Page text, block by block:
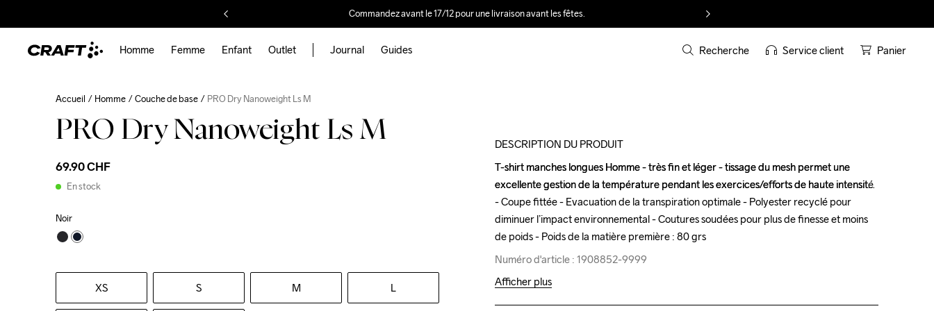
Commandez avant le 17/12 pour une livraison avant les fêtes.
Homme Femme Enfant Outlet Journal Guides Recherche Service client Panier
Accueil Homme Couche de base PRO Dry Nanoweight Ls M
PRO Dry Nanoweight Ls M
69.90 CHF
En stock
Noir
XS S M L
DESCRIPTION DU PRODUIT
T-shirt manches longues Homme - très fin et léger - tissage du mesh permet une
excellente gestion de la température pendant les exercices/efforts de haute intensité
- Coupe fittée - Evacuation de la transpiration optimale - Polyester recyclé pour
diminuer l’impact environnemental - Coutures soudées pour plus de finesse et moins
de poids - Poids de la matière première : 80 grs
Numéro d'article : 1908852-9999
T-shirt manches longues Homme - très fin et léger - tissage du mesh permet une
excellente gestion de la température pendant les exercices/efforts de haute intensité
- Coupe fittée - Evacuation de la transpiration optimale - Polyester recyclé pour
diminuer l’impact environnemental - Coutures soudées pour plus de finesse et moins
de poids - Poids de la matière première : 80 grs
Numéro d'article : 1908852-9999
Afficher plus